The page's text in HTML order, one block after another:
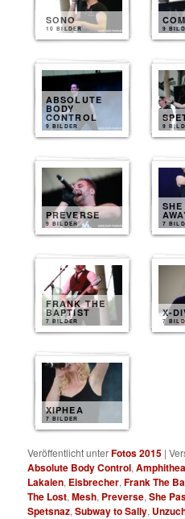
SONO
10 BILDER 9
ABSOLUTE
BODY
CONTROL
9 BILDER 9
PREVERSE
9 BILDER 7
FRANK THE
BAPTIST
7 BILDER
X-
7
XIPHEA
7 BILDER
Veröffentlicht unterFotos 2015 |
Absolute Body Control,
Lakaien, Eisbrecher,Frank The
The Lost,Mesh, Preverse,She
Spetsnaz,Subway to Sally,